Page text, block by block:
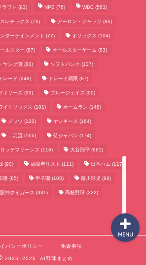
ラフト (93) NPB (76) WBC (563)
レチックス (76) アーロン・ジャッジ (86)
ターテインメント (77) オリックス (104)
ルスター (87) オールスターゲーム (83)
ヤング賞 (80) ソフトバンク (137)
トレード (248) トレード期限 (87)
ィリーズ (99) ブルージェイズ (90)
イトソックス (101) ホームラン (148)
メッツ (120) ヤンキース (164)
二刀流 (166) 侍ジャパン (174)
ッテマリーンズ (116) 大谷翔平 (661)
(90) 故障者リスト (111) 日本ハム (117)
隆 (95) 甲子園 (105) 藤川球児 (86)
阪神タイガース (331) 高校野球 (222)
バシーポリシー 免責事項
2025–2026 AI野球まとめ
MENU
テクノロジーまとめ
ビジネス・経済まとめ